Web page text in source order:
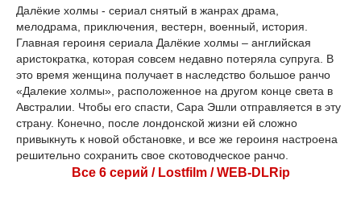
Далёкие холмы - сериал снятый в жанрах драма,
мелодрама, приключения, вестерн, военный, история.
Главная героиня сериала Далёкие холмы – английская
аристократка, которая совсем недавно потеряла супруга. В
это время женщина получает в наследство большое ранчо
«Далекие холмы», расположенное на другом конце света в
Австралии. Чтобы его спасти, Сара Эшли отправляется в эту
страну. Конечно, после лондонской жизни ей сложно
привыкнуть к новой обстановке, и все же героиня настроена
решительно сохранить свое скотоводческое ранчо.
Все 6 серий / Lostfilm / WEB-DLRip